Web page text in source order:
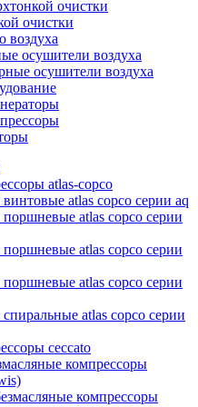
очистки
очистки
воздуха
осушители воздуха
осушители воздуха
atlas-copco
atlas copco серии aq
atlas copco серии
atlas copco серии
atlas copco серии
atlas copco серии
ceccato
компрессоры
компрессоры